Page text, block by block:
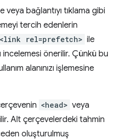
veya bağlantıyı tıklama gibi
tercih edenlerin
<link rel=prefetch> ile
incelemesi önerilir. Çünkü bu
alanınızı işlemesine
<head> veya
Alt çerçevelerdeki tahmin
oluşturulmuş